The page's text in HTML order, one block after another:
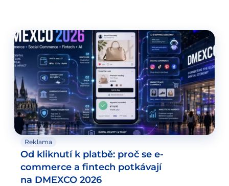
Reklama
Od kliknutí k platbě: proč se e-
commerce a fintech potkávají
na DMEXCO 2026